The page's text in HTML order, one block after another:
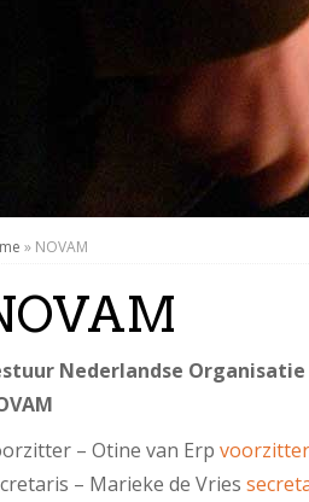
» NOVAM
Nederlandse
– Otine van Erp
– Marieke de Vries